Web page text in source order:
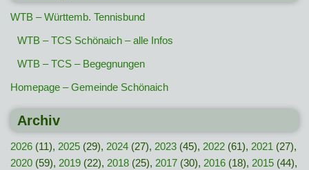
WTB – Württemb. Tennisbund
WTB – TCS Schönaich – alle Infos
WTB – TCS – Begegnungen
Homepage – Gemeinde Schönaich
Archiv
2026 (11), 2025 (29), 2024 (27), 2023 (45), 2022 (61), 2021 (27),
2020 (59), 2019 (22), 2018 (25), 2017 (30), 2016 (18), 2015 (44),